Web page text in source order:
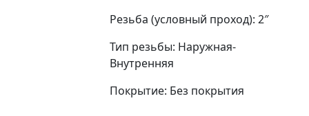
Резьба (условный проход): 2″
Тип резьбы: Наружная-
Внутренняя
Покрытие: Без покрытия